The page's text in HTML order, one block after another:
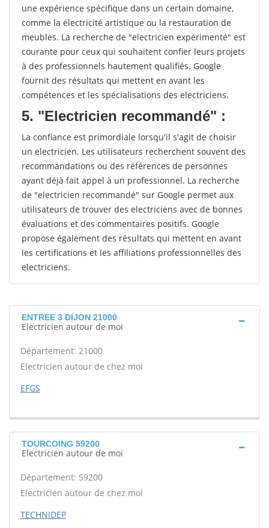
une expérience spécifique dans un certain domaine,
comme la électricité artistique ou la restauration de
meubles. La recherche de "electricien expérimenté" est
courante pour ceux qui souhaitent confier leurs projets
à des professionnels hautement qualifiés. Google
fournit des résultats qui mettent en avant les
compétences et les spécialisations des electriciens.
5. "Electricien recommandé" :
La confiance est primordiale lorsqu'il s'agit de choisir
un electricien. Les utilisateurs recherchent souvent des
recommandations ou des références de personnes
ayant déjà fait appel à un professionnel. La recherche
de "electricien recommandé" sur Google permet aux
utilisateurs de trouver des electriciens avec de bonnes
évaluations et des commentaires positifs. Google
propose également des résultats qui mettent en avant
les certifications et les affiliations professionnelles des
electriciens.
ENTREE 3 DIJON 21000
Electricien autour de moi
Département: 21000
Electricien autour de chez moi
EFGS
TOURCOING 59200
Electricien autour de moi
Département: 59200
Electricien autour de chez moi
TECHNIDEP